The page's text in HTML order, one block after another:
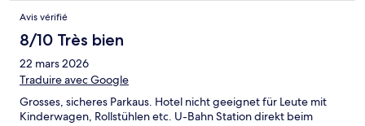
Avis vérifié
8/10 Très bien
22 mars 2026
Traduire avec Google
Grosses, sicheres Parkaus. Hotel nicht geeignet für Leute mit
Kinderwagen, Rollstühlen etc. U-Bahn Station direkt beim